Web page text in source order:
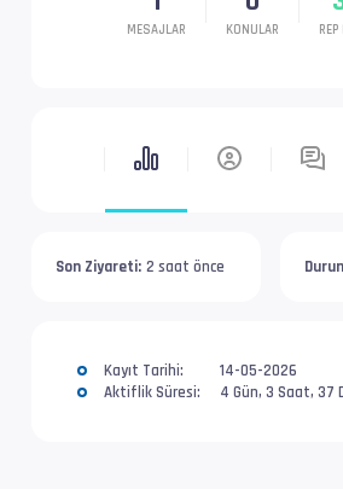
MESAJLAR KONULAR
Son Ziyareti: 2 saat önce
Kayıt Tarihi:
14-05-2026
Aktiflik Süresi:
4 Gün, 3 Saat, 37